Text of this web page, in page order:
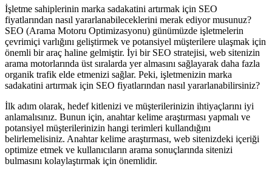
İşletme sahiplerinin marka sadakatini artırmak için SEO
fiyatlarından nasıl yararlanabileceklerini merak ediyor musunuz?
SEO (Arama Motoru Optimizasyonu) günümüzde işletmelerin
çevrimiçi varlığını geliştirmek ve potansiyel müşterilere ulaşmak için
önemli bir araç haline gelmiştir. İyi bir SEO stratejisi, web sitenizin
arama motorlarında üst sıralarda yer almasını sağlayarak daha fazla
organik trafik elde etmenizi sağlar. Peki, işletmenizin marka
sadakatini artırmak için SEO fiyatlarından nasıl yararlanabilirsiniz?
İlk adım olarak, hedef kitlenizi ve müşterilerinizin ihtiyaçlarını iyi
anlamalısınız. Bunun için, anahtar kelime araştırması yapmalı ve
potansiyel müşterilerinizin hangi terimleri kullandığını
belirlemelisiniz. Anahtar kelime araştırması, web sitenizdeki içeriği
optimize etmek ve kullanıcıların arama sonuçlarında sitenizi
bulmasını kolaylaştırmak için önemlidir.